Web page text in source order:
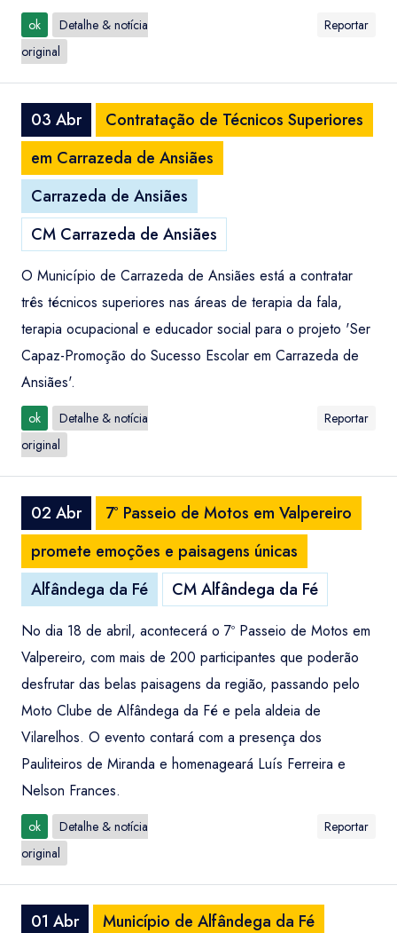
ok
Detalhe & notícia
original
Reportar
03 Abr
Contratação de Técnicos Superiores
em Carrazeda de Ansiães
Carrazeda de Ansiães
CM Carrazeda de Ansiães
O Município de Carrazeda de Ansiães está a contratar
três técnicos superiores nas áreas de terapia da fala,
terapia ocupacional e educador social para o projeto 'Ser
Capaz-Promoção do Sucesso Escolar em Carrazeda de
Ansiães'.
ok
Detalhe & notícia
original
Reportar
02 Abr
7º Passeio de Motos em Valpereiro
promete emoções e paisagens únicas
Alfândega da Fé
CM Alfândega da Fé
No dia 18 de abril, acontecerá o 7º Passeio de Motos em
Valpereiro, com mais de 200 participantes que poderão
desfrutar das belas paisagens da região, passando pelo
Moto Clube de Alfândega da Fé e pela aldeia de
Vilarelhos. O evento contará com a presença dos
Pauliteiros de Miranda e homenageará Luís Ferreira e
Nelson Frances.
ok
Detalhe & notícia
original
Reportar
01 Abr Município de Alfândega da Fé